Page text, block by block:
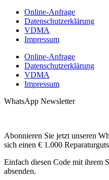
Online-Anfrage
Datenschutzerklärung
VDMA
Impressum
Online-Anfrage
Datenschutzerklärung
VDMA
Impressum
WhatsApp Newsletter
Abonnieren Sie jetzt unseren
sich einen € 1.000
Einfach diesen Code mit ihrem
absenden.